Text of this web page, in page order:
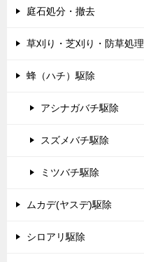
庭石処分・撤去
草刈り・芝刈り・防草処理
蜂（ハチ）駆除
アシナガバチ駆除
スズメバチ駆除
ミツバチ駆除
ムカデ(ヤスデ)駆除
シロアリ駆除